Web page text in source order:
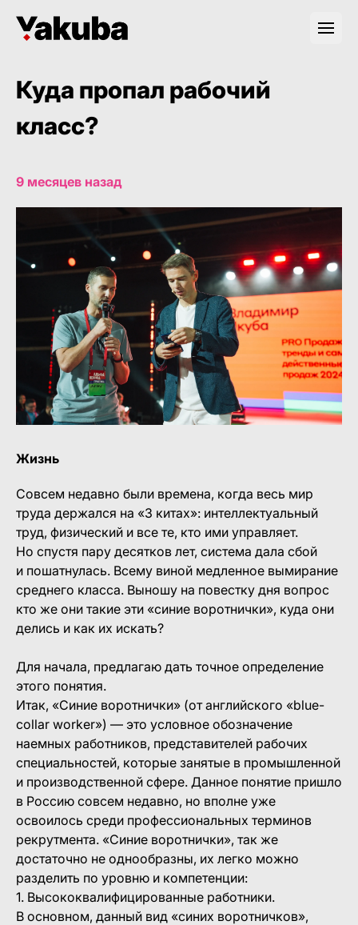
Куда пропал рабочий
класс?
9 месяцев назад
Жизнь
Совсем недавно были времена, когда весь мир
труда держался на «3 китах»: интеллектуальный
труд, физический и все те, кто ими управляет.
Но спустя пару десятков лет, система дала сбой
и пошатнулась. Всему виной медленное вымирание
среднего класса. Выношу на повестку дня вопрос
кто же они такие эти «синие воротнички», куда они
делись и как их искать?
Для начала, предлагаю дать точное определение
этого понятия.
Итак, «Синие воротнички» (от английского «blue-
collar worker») — это условное обозначение
наемных работников, представителей рабочих
специальностей, которые занятые в промышленной
и производственной сфере. Данное понятие пришло
в Россию совсем недавно, но вполне уже
освоилось среди профессиональных терминов
рекрутмента. «Синие воротнички», так же
достаточно не однообразны, их легко можно
разделить по уровню и компетенции:
1. Высококвалифицированные работники.
В основном, данный вид «синих воротничков»,